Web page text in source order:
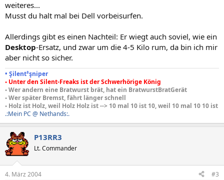
weiteres...
Musst du halt mal bei Dell vorbeisurfen.
Allerdings gibt es einen Nachteil: Er wiegt auch soviel, wie ein
Desktop-Ersatz, und zwar um die 4-5 Kilo rum, da bin ich mir
aber nicht so sicher.
• Şilent³şniper
◦ Unter den Silent-Freaks ist der Schwerhörige König
◦ Wer andern eine Bratwurst brät, hat ein BratwurstBratGerät
◦ Wer später Bremst, fährt länger schnell
◦ Holz ist Holz, weil Holz Holz ist --> 10 mal 10 ist 10, weil 10 mal 10 10 ist
.:Mein PC @ Nethands:.
P13RR3
Lt. Commander
4. März 2004 #3